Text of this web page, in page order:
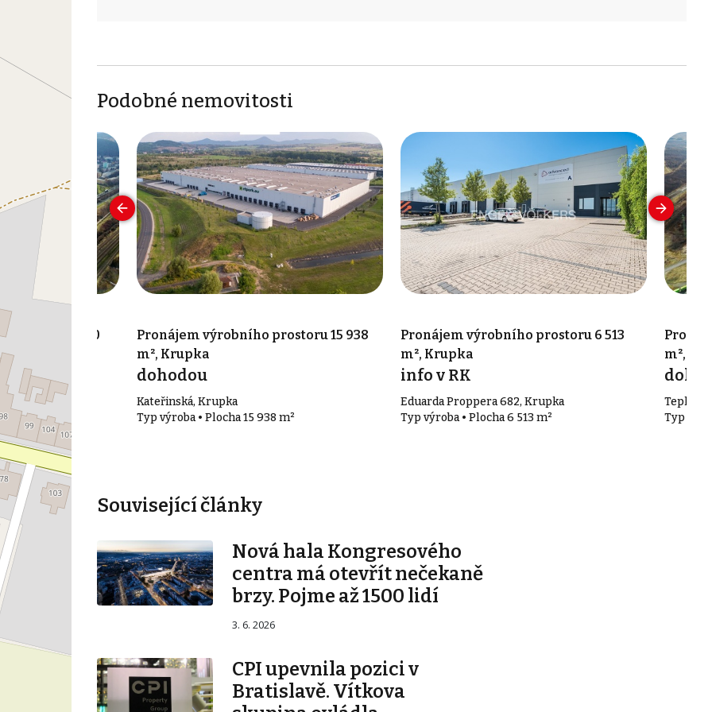
Podobné nemovitosti
prostoru 3 000
m²
Pronájem výrobního prostoru 15 938
m², Krupka
dohodou
Kateřinská, Krupka
Typ výroba • Plocha 15 938 m²
Pronájem výrobního prostoru 6 513
m², Krupka
info v RK
Eduarda Proppera 682, Krupka
Typ výroba • Plocha 6 513 m²
m²,
Typ
Související články
Nová hala Kongresového
centra má otevřít nečekaně
brzy. Pojme až 1500 lidí
3. 6. 2026
CPI upevnila pozici v
Bratislavě. Vítkova